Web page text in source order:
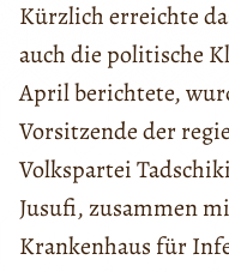
Kürzlich erreichte
auch die politische
April berichtete,
Vorsitzende der
Volkspartei
Jusufi, zusammen
Krankenhaus für